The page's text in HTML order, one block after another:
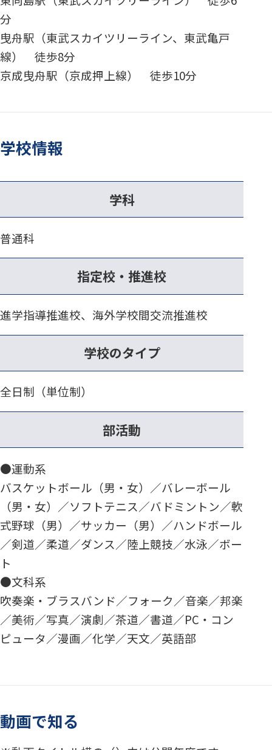
分
曳舟駅（東武スカイツリーライン、東武亀戸
線） 徒歩8分
京成曳舟駅（京成押上線） 徒歩10分
学校情報
学科
普通科
指定校・推進校
進学指導推進校、海外学校間交流推進校
学校のタイプ
全日制（単位制）
部活動
●運動系
バスケットボール（男・女）／バレーボール
（男・女）／ソフトテニス／バドミントン／軟
式野球（男）／サッカー（男）／ハンドボール
／剣道／柔道／ダンス／陸上競技／水泳／ボー
ト
●文科系
吹奏楽・ブラスバンド／フォーク／音楽／邦楽
／美術／写真／演劇／茶道／書道／PC・コン
ピュータ／漫画／化学／天文／英語部
動画で知る